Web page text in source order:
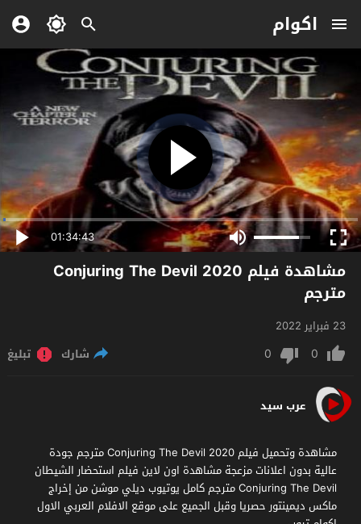
اكوام
01:34:43
مشاهدة فيلم Conjuring The Devil 2020
مترجم
23 فبراير 2022
0
0 شارك تبليغ
عرب سيد
مشاهدة وتحميل فيلم Conjuring The Devil 2020 مترجم جودة
عالية بدون اعلانات مزعجة مشاهدة اون لاين فيلم استحضار الشيطان
Conjuring The Devil مترجم كامل يوتيوب ديلي موشن من إخراج
ماكس ديمينتور حصريا وقبل الجميع على موقع الافلام العربي الاول